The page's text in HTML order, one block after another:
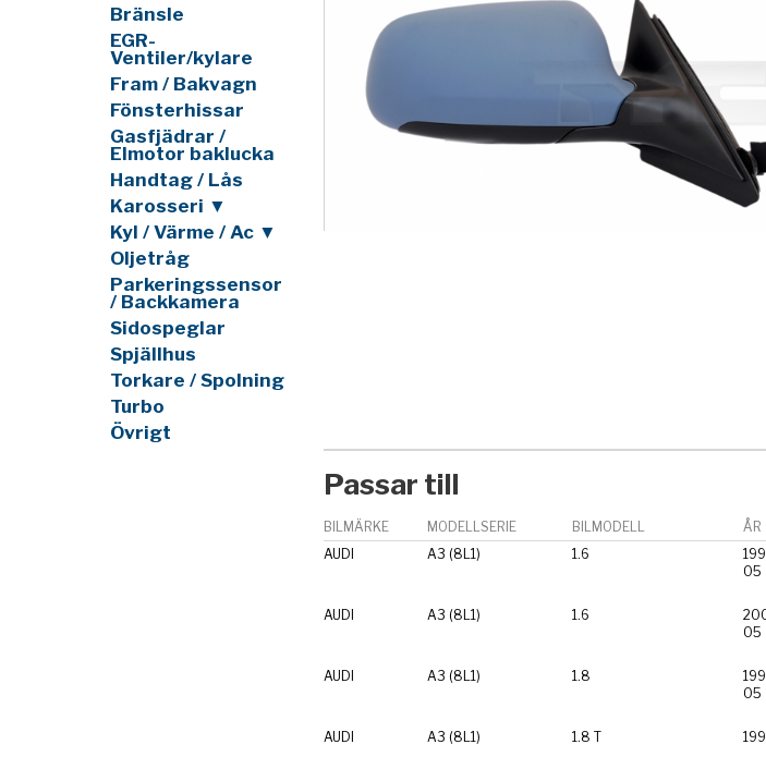
Bränsle
EGR-
Ventiler/kylare
Fram / Bakvagn
Fönsterhissar
Gasfjädrar /
Elmotor baklucka
Handtag / Lås
Karosseri ▼
Kyl / Värme / Ac ▼
Oljetråg
Parkeringssensor
/ Backkamera
Sidospeglar
Spjällhus
Torkare / Spolning
Turbo
Övrigt
Passar till
BILMÄRKE MODELLSERIE BILMODELL ÅR
AUDI
A3 (8L1) 1.6
05
AUDI
A3 (8L1) 1.6
05
AUDI
A3 (8L1) 1.8
05
AUDI
A3 (8L1) 1.8 T